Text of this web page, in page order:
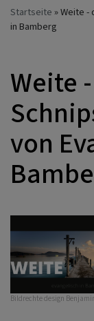
Startseite
Weite -
in Bamberg
Weite
von
Bildrechtedesign